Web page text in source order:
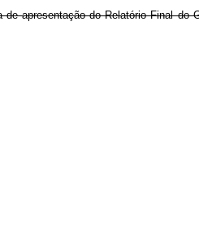
apresentação do Relatório Final do